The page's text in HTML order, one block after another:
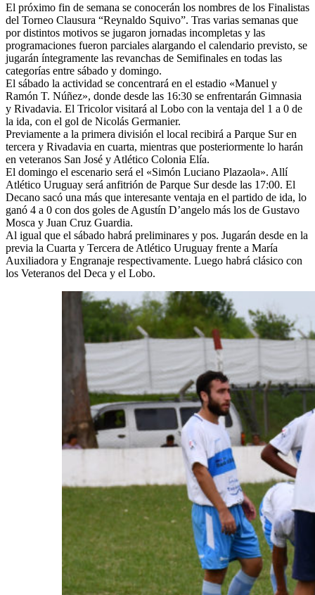
El próximo fin de semana se conocerán los nombres de los Finalistas
del Torneo Clausura “Reynaldo Squivo”. Tras varias semanas que
por distintos motivos se jugaron jornadas incompletas y las
programaciones fueron parciales alargando el calendario previsto, se
jugarán íntegramente las revanchas de Semifinales en todas las
categorías entre sábado y domingo.
El sábado la actividad se concentrará en el estadio «Manuel y
Ramón T. Núñez», donde desde las 16:30 se enfrentarán Gimnasia
y Rivadavia. El Tricolor visitará al Lobo con la ventaja del 1 a 0 de
la ida, con el gol de Nicolás Germanier.
Previamente a la primera división el local recibirá a Parque Sur en
tercera y Rivadavia en cuarta, mientras que posteriormente lo harán
en veteranos San José y Atlético Colonia Elía.
El domingo el escenario será el «Simón Luciano Plazaola». Allí
Atlético Uruguay será anfitrión de Parque Sur desde las 17:00. El
Decano sacó una más que interesante ventaja en el partido de ida, lo
ganó 4 a 0 con dos goles de Agustín D’angelo más los de Gustavo
Mosca y Juan Cruz Guardia.
Al igual que el sábado habrá preliminares y pos. Jugarán desde en la
previa la Cuarta y Tercera de Atlético Uruguay frente a María
Auxiliadora y Engranaje respectivamente. Luego habrá clásico con
los Veteranos del Deca y el Lobo.